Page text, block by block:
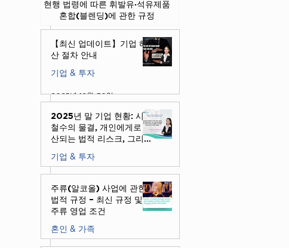
현행 법령에 따른 휘발유·석유제품
혼합(블렌딩)에 관한 규정
【최신 업데이트】기업 해
산 절차 안내
기업 & 투자
2025년 12월 30일
2025년 말 기업 현황: 시장
철수의 물결, 개인에게로 확
산되는 법적 리스크, 그리고
기업 & 투자
주류(알코올) 사업에 관한
법적 규정 – 최신 규정 및
주류 영업 조건
혼인 & 가족